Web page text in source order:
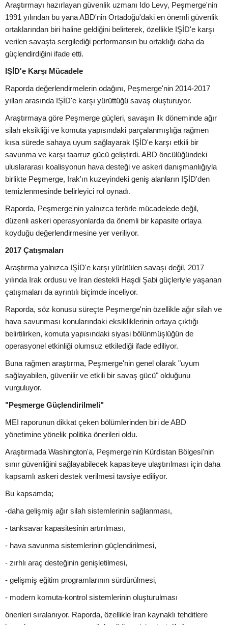
Araştırmayı hazırlayan güvenlik uzmanı Ido Levy, Peşmerge'nin
1991 yılından bu yana ABD'nin Ortadoğu'daki en önemli güvenlik
ortaklarından biri haline geldiğini belirterek, özellikle IŞİD'e karşı
verilen savaşta sergilediği performansın bu ortaklığı daha da
güçlendirdiğini ifade etti.
IŞİD'e Karşı Mücadele
Raporda değerlendirmelerin odağını, Peşmerge'nin 2014-2017
yılları arasında IŞİD'e karşı yürüttüğü savaş oluşturuyor.
Araştırmaya göre Peşmerge güçleri, savaşın ilk döneminde ağır
silah eksikliği ve komuta yapısındaki parçalanmışlığa rağmen
kısa sürede sahaya uyum sağlayarak IŞİD'e karşı etkili bir
savunma ve karşı taarruz gücü geliştirdi. ABD öncülüğündeki
uluslararası koalisyonun hava desteği ve askeri danışmanlığıyla
birlikte Peşmerge, Irak'ın kuzeyindeki geniş alanların IŞİD'den
temizlenmesinde belirleyici rol oynadı.
Raporda, Peşmerge'nin yalnızca terörle mücadelede değil,
düzenli askeri operasyonlarda da önemli bir kapasite ortaya
koyduğu değerlendirmesine yer veriliyor.
2017 Çatışmaları
Araştırma yalnızca IŞİD'e karşı yürütülen savaşı değil, 2017
yılında Irak ordusu ve İran destekli Haşdi Şabi güçleriyle yaşanan
çatışmaları da ayrıntılı biçimde inceliyor.
Raporda, söz konusu süreçte Peşmerge'nin özellikle ağır silah ve
hava savunması konularındaki eksikliklerinin ortaya çıktığı
belirtilirken, komuta yapısındaki siyasi bölünmüşlüğün de
operasyonel etkinliği olumsuz etkilediği ifade ediliyor.
Buna rağmen araştırma, Peşmerge'nin genel olarak "uyum
sağlayabilen, güvenilir ve etkili bir savaş gücü" olduğunu
vurguluyor.
"Peşmerge Güçlendirilmeli"
MEI raporunun dikkat çeken bölümlerinden biri de ABD
yönetimine yönelik politika önerileri oldu.
Araştırmada Washington'a, Peşmerge'nin Kürdistan Bölgesi'nin
sınır güvenliğini sağlayabilecek kapasiteye ulaştırılması için daha
kapsamlı askeri destek verilmesi tavsiye ediliyor.
Bu kapsamda;
-daha gelişmiş ağır silah sistemlerinin sağlanması,
- tanksavar kapasitesinin artırılması,
- hava savunma sistemlerinin güçlendirilmesi,
- zırhlı araç desteğinin genişletilmesi,
- gelişmiş eğitim programlarının sürdürülmesi,
- modern komuta-kontrol sistemlerinin oluşturulması
önerileri sıralanıyor. Raporda, özellikle İran kaynaklı tehditlere